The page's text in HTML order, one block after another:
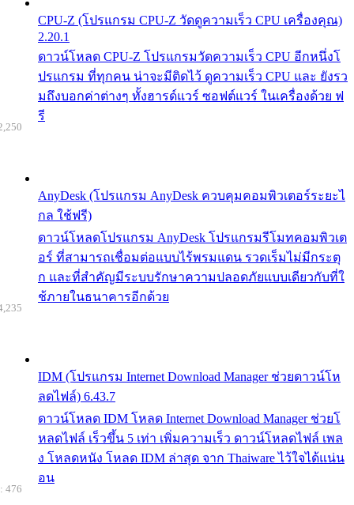
CPU-Z (โปรแกรม CPU-Z วัดดูความเร็ว CPU เครื่องคุณ)
2.20.1
ดาวน์โหลด CPU-Z โปรแกรมวัดความเร็ว CPU อีกหนึ่งโ
ปรแกรม ที่ทุกคน น่าจะมีติดไว้ ดูความเร็ว CPU และ ยังรว
มถึงบอกค่าต่างๆ ทั้งฮารด์แวร์ ซอฟต์แวร์ ในเครื่องด้วย ฟ
รี
AnyDesk (โปรแกรม AnyDesk ควบคุมคอมพิวเตอร์ระยะไ
กล ใช้ฟรี)
ดาวน์โหลดโปรแกรม AnyDesk โปรแกรมรีโมทคอมพิวเต
อร์ ที่สามารถเชื่อมต่อแบบไร้พรมแดน รวดเร็มไม่มีกระตุ
ก และที่สำคัญมีระบบรักษาความปลอดภัยแบบเดียวกับที่ใ
ช้ภายในธนาคารอีกด้วย
IDM (โปรแกรม Internet Download Manager ช่วยดาวน์โห
ลดไฟล์) 6.43.7
ดาวน์โหลด IDM โหลด Internet Download Manager ช่วยโ
หลดไฟล์ เร็วขึ้น 5 เท่า เพิ่มความเร็ว ดาวน์โหลดไฟล์ เพล
ง โหลดหนัง โหลด IDM ล่าสุด จาก Thaiware ไว้ใจได้แน่น
อน
476